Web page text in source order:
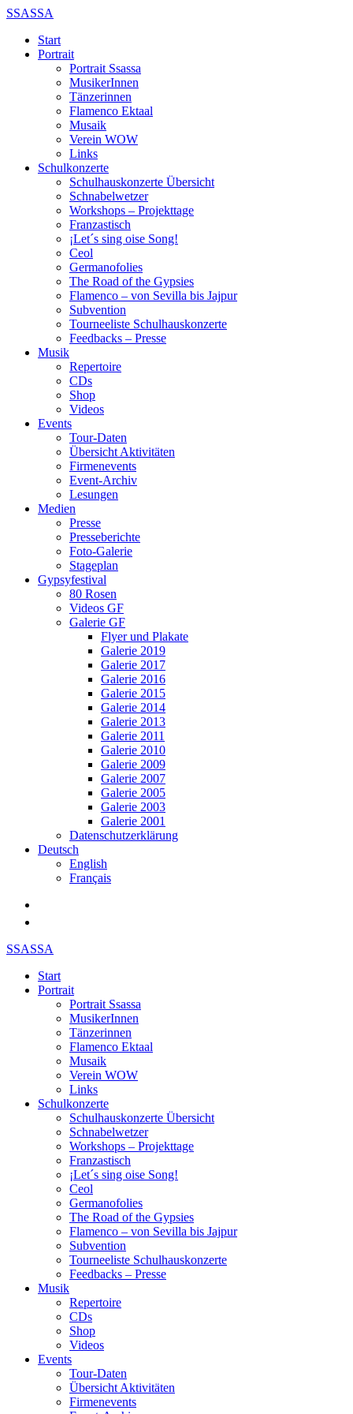
SSASSA
Start
Portrait
Portrait Ssassa
MusikerInnen
Tänzerinnen
Flamenco Ektaal
Musaik
Verein WOW
Links
Schulkonzerte
Schulhauskonzerte Übersicht
Schnabelwetzer
Workshops – Projekttage
Franzastisch
¡Let´s sing oise Song!
Ceol
Germanofolies
The Road of the Gypsies
Flamenco – von Sevilla bis Jajpur
Subvention
Tourneeliste Schulhauskonzerte
Feedbacks – Presse
Musik
Repertoire
CDs
Shop
Videos
Events
Tour-Daten
Übersicht Aktivitäten
Firmenevents
Event-Archiv
Lesungen
Medien
Presse
Presseberichte
Foto-Galerie
Stageplan
Gypsyfestival
80 Rosen
Videos GF
Galerie GF
Flyer und Plakate
Galerie 2019
Galerie 2017
Galerie 2016
Galerie 2015
Galerie 2014
Galerie 2013
Galerie 2011
Galerie 2010
Galerie 2009
Galerie 2007
Galerie 2005
Galerie 2003
Galerie 2001
Datenschutzerklärung
Deutsch
English
Français
SSASSA
Start
Portrait
Portrait Ssassa
MusikerInnen
Tänzerinnen
Flamenco Ektaal
Musaik
Verein WOW
Links
Schulkonzerte
Schulhauskonzerte Übersicht
Schnabelwetzer
Workshops – Projekttage
Franzastisch
¡Let´s sing oise Song!
Ceol
Germanofolies
The Road of the Gypsies
Flamenco – von Sevilla bis Jajpur
Subvention
Tourneeliste Schulhauskonzerte
Feedbacks – Presse
Musik
Repertoire
CDs
Shop
Videos
Events
Tour-Daten
Übersicht Aktivitäten
Firmenevents